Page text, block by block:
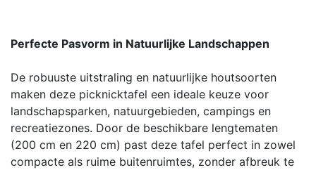
Perfecte Pasvorm in Natuurlijke Landschappen
De robuuste uitstraling en natuurlijke houtsoorten
maken deze picknicktafel een ideale keuze voor
landschapsparken, natuurgebieden, campings en
recreatiezones. Door de beschikbare lengtematen
(200 cm en 220 cm) past deze tafel perfect in zowel
compacte als ruime buitenruimtes, zonder afbreuk te